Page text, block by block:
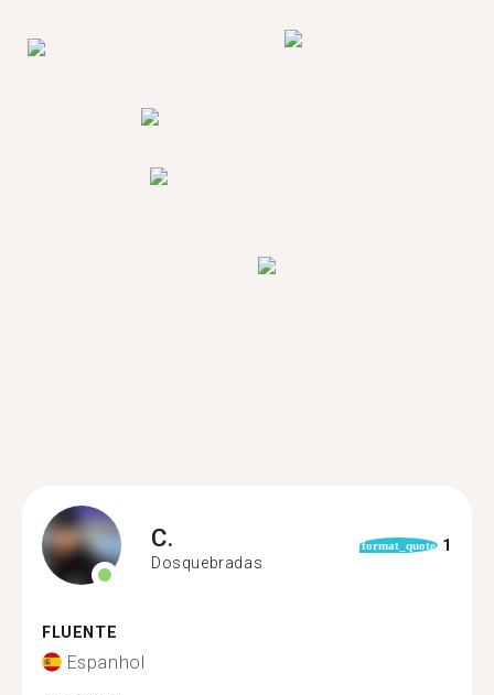
C.
Dosquebradas
format_quote 1
FLUENTE
Espanhol